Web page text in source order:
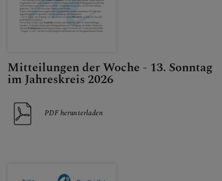
Mitteilungen der Woche - 13. Sonntag
im Jahreskreis 2026
PDF herunterladen